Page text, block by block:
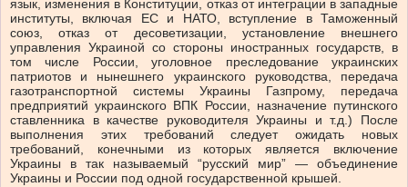
язык, изменения в Конституции, отказ от интеграции в западные
институты, включая ЕС и НАТО, вступление в Таможенный
союз, отказ от десоветизации, установление внешнего
управления Украиной со стороны иностранных государств, в
том числе России, уголовное преследование украинских
патриотов и нынешнего украинского руководства, передача
газотранспортной системы Украины Газпрому, передача
предприятий украинского ВПК России, назначение путинского
ставленника в качестве руководителя Украины и т.д.) После
выполнения этих требований следует ожидать новых
требований, конечными из которых является включение
Украины в так называемый “русский мир” — объединение
Украины и России под одной государственной крышей.